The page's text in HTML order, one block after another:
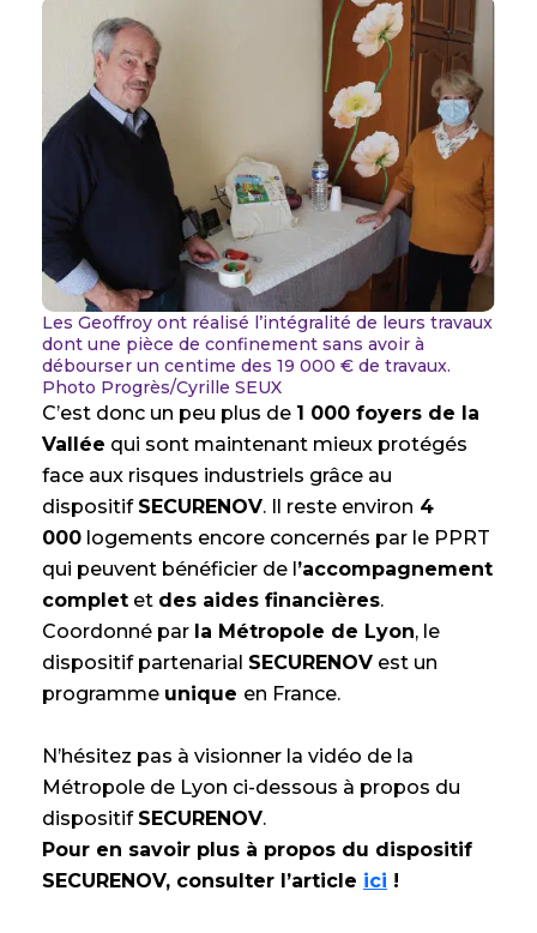
Les Geoffroy ont réalisé l’intégralité de leurs travaux
dont une pièce de confinement sans avoir à
débourser un centime des 19 000 € de travaux.
Photo Progrès/Cyrille SEUX
C’est donc un peu plus de 1 000 foyers de la
Vallée qui sont maintenant mieux protégés
face aux risques industriels grâce au
dispositif SECURENOV. Il reste environ 4
000 logements encore concernés par le PPRT
qui peuvent bénéficier de l ’accompagnement
complet et des aides financières.
Coordonné par la Métropole de Lyon, le
dispositif partenarial SECURENOV est un
programme unique en France.
N’hésitez pas à visionner la vidéo de la
Métropole de Lyon ci-dessous à propos du
dispositif SECURENOV.
Pour en savoir plus à propos du dispositif
SECURENOV, consulter l’article ici !